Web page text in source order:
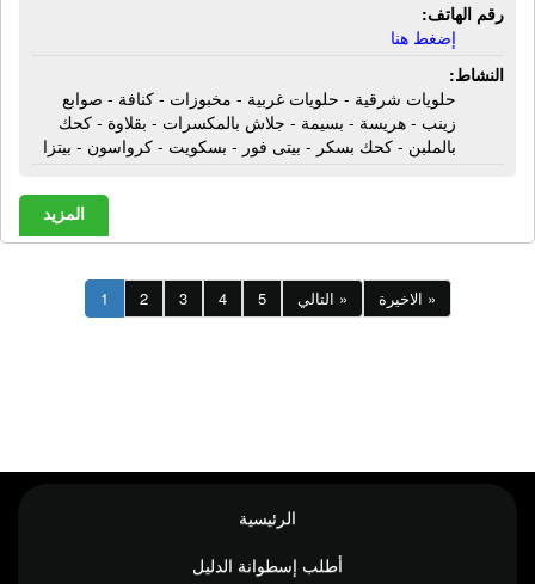
رقم الهاتف:
إضغط هنا
النشاط:
حلويات شرقية - حلويات غربية - مخبوزات - كنافة - صوابع
زينب - هريسة - بسيمة - جلاش بالمكسرات - بقلاوة - كحك
بالملبن - كحك بسكر - بيتى فور - بسكويت - كرواسون - بيتزا
المزيد
1 2 3 4 5 التالي » الاخيرة »
الرئيسية
أطلب إسطوانة الدليل